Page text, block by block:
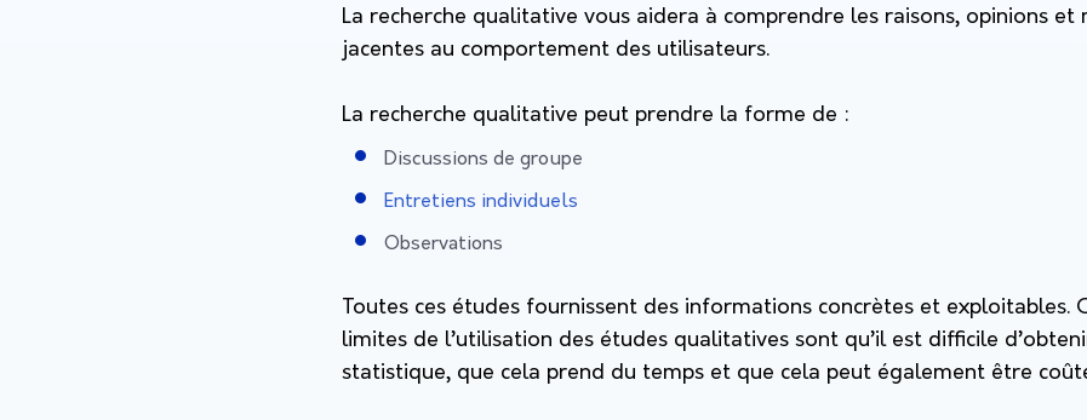
La recherche qualitative vous aidera à comprendre les raisons, opinions
jacentes au comportement des utilisateurs.
La recherche qualitative peut prendre la forme de :
Discussions de groupe
Entretiens individuels
Observations
Toutes ces études fournissent des informations concrètes et exploitables.
limites de l’utilisation des études qualitatives sont qu’il est difficile
statistique, que cela prend du temps et que cela peut également être